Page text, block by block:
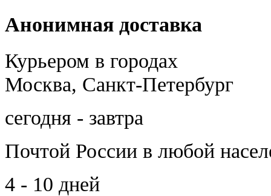
Анонимная доставка
Курьером в городах
Москва, Санкт-Петербург
сегодня - завтра
Почтой России в любой
4 - 10 дней